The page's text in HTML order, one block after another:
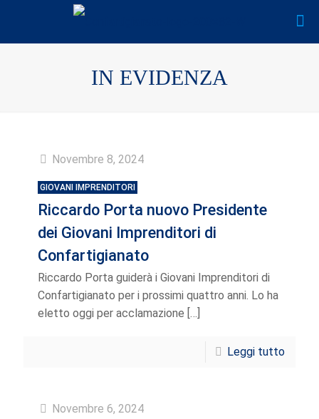
IN EVIDENZA
Novembre 8, 2024
GIOVANI IMPRENDITORI
Riccardo Porta nuovo Presidente
dei Giovani Imprenditori di
Confartigianato
Riccardo Porta guiderà i Giovani Imprenditori di
Confartigianato per i prossimi quattro anni. Lo ha
eletto oggi per acclamazione […]
Leggi tutto
Novembre 6, 2024